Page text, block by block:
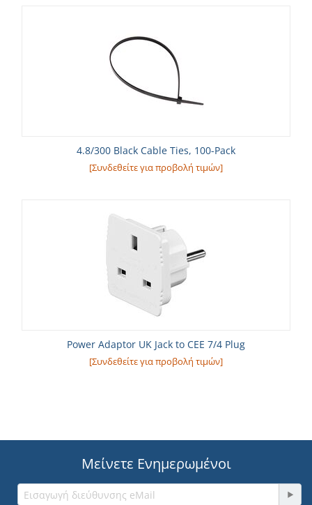
4.8/300 Black Cable Ties, 100-Pack
[Συνδεθείτε για προβολή τιμών]
Power Adaptor UK Jack to CEE 7/4 Plug
[Συνδεθείτε για προβολή τιμών]
Μείνετε Ενημερωμένοι